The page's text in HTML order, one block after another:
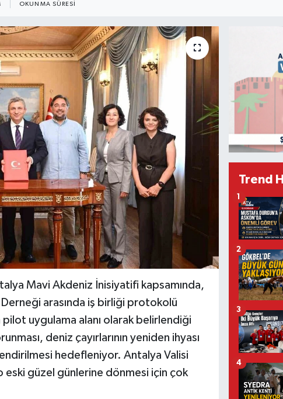
OKUNMA SÜRESI
Mavi Akdeniz İnisiyatifi kapsamında,
Derneği arasında iş birliği protokolü
uygulama alanı olarak belirlendiği
deniz çayırlarının yeniden ihyası
hedefleniyor. Antalya Valisi
eski güzel günlerine dönmesi için çok
Trend
1
2
3
4